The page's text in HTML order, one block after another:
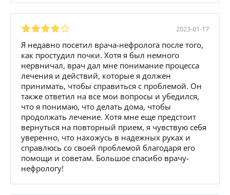
2023-01-17
Я недавно посетил врача-нефролога после того,
как простудил почки. Хотя я был немного
нервничал, врач дал мне понимание процесса
лечения и действий, которые я должен
принимать, чтобы справиться с проблемой. Он
также ответил на все мои вопросы и убедился,
что я понимаю, что делать дома, чтобы
продолжать лечение. Хотя мне еще предстоит
вернуться на повторный прием, я чувствую себя
уверенно, что нахожусь в надежных руках и
справлюсь со своей проблемой благодаря его
помощи и советам. Большое спасибо врачу-
нефрологу!